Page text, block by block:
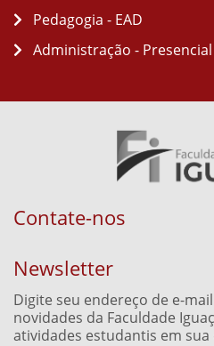
Pedagogia - EAD
Administração - Presencial
Contate-nos
Newsletter
Digite seu endereço de e-
novidades da Faculdade
atividades estudantis em sua